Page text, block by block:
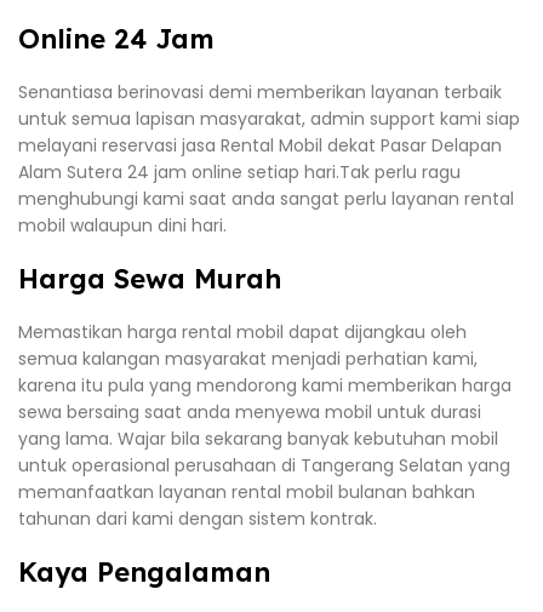
Online 24 Jam
Senantiasa berinovasi demi memberikan layanan terbaik
untuk semua lapisan masyarakat, admin support kami siap
melayani reservasi jasa Rental Mobil dekat Pasar Delapan
Alam Sutera 24 jam online setiap hari.Tak perlu ragu
menghubungi kami saat anda sangat perlu layanan rental
mobil walaupun dini hari.
Harga Sewa Murah
Memastikan harga rental mobil dapat dijangkau oleh
semua kalangan masyarakat menjadi perhatian kami,
karena itu pula yang mendorong kami memberikan harga
sewa bersaing saat anda menyewa mobil untuk durasi
yang lama. Wajar bila sekarang banyak kebutuhan mobil
untuk operasional perusahaan di Tangerang Selatan yang
memanfaatkan layanan rental mobil bulanan bahkan
tahunan dari kami dengan sistem kontrak.
Kaya Pengalaman